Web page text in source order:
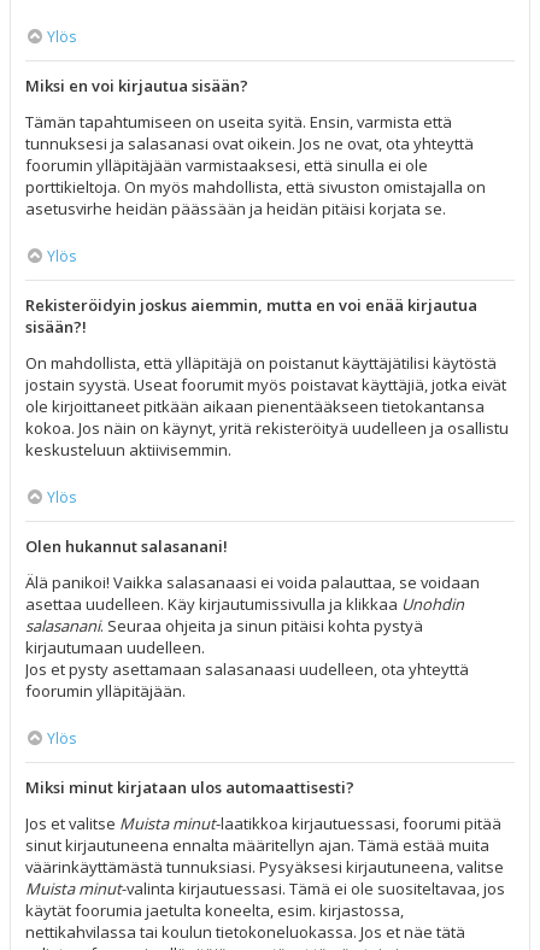
Ylös
Miksi en voi kirjautua sisään?
Tämän tapahtumiseen on useita syitä. Ensin, varmista että
tunnuksesi ja salasanasi ovat oikein. Jos ne ovat, ota yhteyttä
foorumin ylläpitäjään varmistaaksesi, että sinulla ei ole
porttikieltoja. On myös mahdollista, että sivuston omistajalla on
asetusvirhe heidän päässään ja heidän pitäisi korjata se.
Ylös
Rekisteröidyin joskus aiemmin, mutta en voi enää kirjautua
sisään?!
On mahdollista, että ylläpitäjä on poistanut käyttäjätilisi käytöstä
jostain syystä. Useat foorumit myös poistavat käyttäjiä, jotka eivät
ole kirjoittaneet pitkään aikaan pienentääkseen tietokantansa
kokoa. Jos näin on käynyt, yritä rekisteröityä uudelleen ja osallistu
keskusteluun aktiivisemmin.
Ylös
Olen hukannut salasanani!
Älä panikoi! Vaikka salasanaasi ei voida palauttaa, se voidaan
asettaa uudelleen. Käy kirjautumissivulla ja klikkaa Unohdin
salasanani. Seuraa ohjeita ja sinun pitäisi kohta pystyä
kirjautumaan uudelleen.
Jos et pysty asettamaan salasanaasi uudelleen, ota yhteyttä
foorumin ylläpitäjään.
Ylös
Miksi minut kirjataan ulos automaattisesti?
Jos et valitse Muista minut-laatikkoa kirjautuessasi, foorumi pitää
sinut kirjautuneena ennalta määritellyn ajan. Tämä estää muita
väärinkäyttämästä tunnuksiasi. Pysyäksesi kirjautuneena, valitse
Muista minut-valinta kirjautuessasi. Tämä ei ole suositeltavaa, jos
käytät foorumia jaetulta koneelta, esim. kirjastossa,
nettikahvilassa tai koulun tietokoneluokassa. Jos et näe tätä